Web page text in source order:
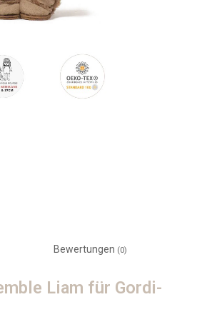
Bewertungen (0)
Liam für Gordi-